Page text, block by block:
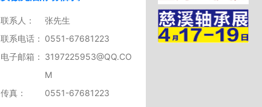
联系人：
张先生
联系电话： 0551-67681223
电子邮箱： 3197225953@QQ.CO
M
传真：
0551-67681223